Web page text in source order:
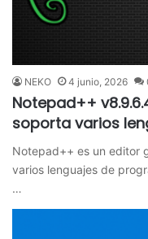
NEKO 4 junio, 2026
Notepad++
soporta varios
Notepad++ es un editor
varios lenguajes de
…